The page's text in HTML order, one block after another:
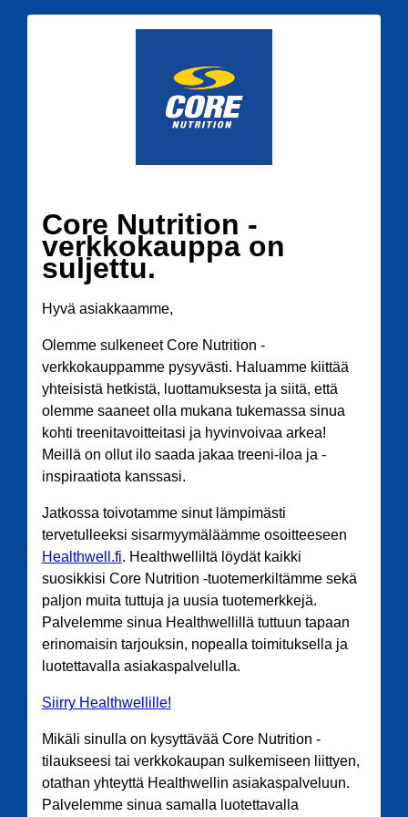
Core Nutrition -
verkkokauppa on
suljettu.
Hyvä asiakkaamme,
Olemme sulkeneet Core Nutrition -
verkkokauppamme pysyvästi. Haluamme kiittää
yhteisistä hetkistä, luottamuksesta ja siitä, että
olemme saaneet olla mukana tukemassa sinua
kohti treenitavoitteitasi ja hyvinvoivaa arkea!
Meillä on ollut ilo saada jakaa treeni-iloa ja -
inspiraatiota kanssasi.
Jatkossa toivotamme sinut lämpimästi
tervetulleeksi sisarmyymäläämme osoitteeseen
Healthwell.fi. Healthwelliltä löydät kaikki
suosikkisi Core Nutrition -tuotemerkiltämme sekä
paljon muita tuttuja ja uusia tuotemerkkejä.
Palvelemme sinua Healthwellillä tuttuun tapaan
erinomaisin tarjouksin, nopealla toimituksella ja
luotettavalla asiakaspalvelulla.
Siirry Healthwellille!
Mikäli sinulla on kysyttävää Core Nutrition -
tilaukseesi tai verkkokaupan sulkemiseen liittyen,
otathan yhteyttä Healthwellin asiakaspalveluun.
Palvelemme sinua samalla luotettavalla